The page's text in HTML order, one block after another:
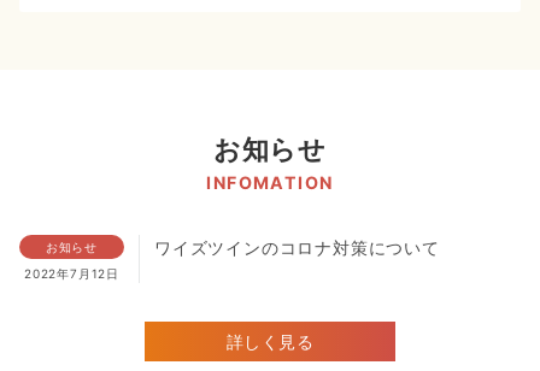
お知らせ
INFOMATION
お知らせ
2022年7月12日
ワイズツインのコロナ対策について
詳しく見る